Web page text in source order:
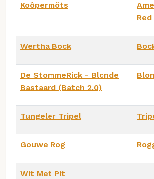
Koôpermöts
Red
Wertha Bock
De StommeRick - Blonde
Bastaard (Batch 2.0)
Tungeler Tripel
Gouwe Rog
Wit Met Pit